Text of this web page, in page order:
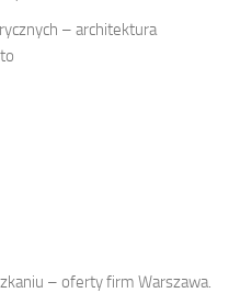
– architektura
– oferty firm Warszawa.